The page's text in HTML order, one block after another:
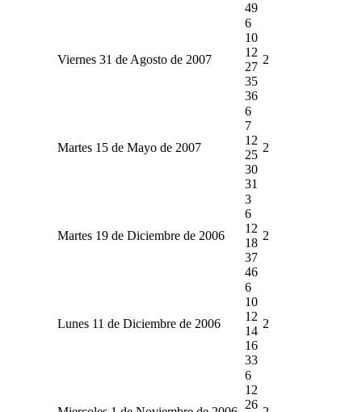
49
Viernes 31 de Agosto de 2007
6
10
12
27
35
36
2
Martes 15 de Mayo de 2007
6
7
12
25
30
31
2
Martes 19 de Diciembre de 2006
3
6
12
18
37
46
2
Lunes 11 de Diciembre de 2006
6
10
12
14
16
33
2
6
12
26